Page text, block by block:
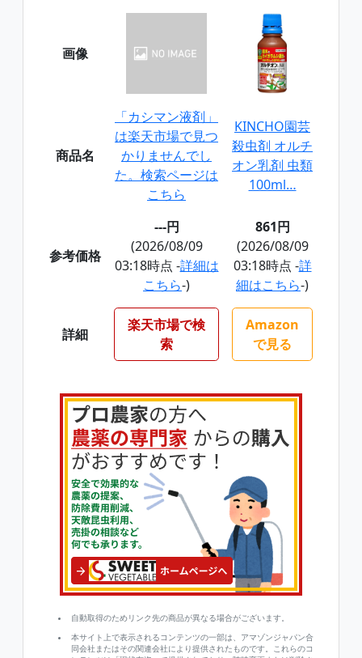
画像
商品名
「カシマン液剤」
は楽天市場で見つ
かりませんでし
た。検索ページは
こちら
KINCHO園芸
殺虫剤 オルチ
オン乳剤 虫類
100ml…
参考価格
---円
(2026/08/09
03:18時点 -詳細は
こちら-)
861円
(2026/08/09
03:18時点 -詳
細はこちら-)
詳細
楽天市場で検
索
Amazon
で見る
自動取得のためリンク先の商品が異なる場合がございます。
本サイト上で表示されるコンテンツの一部は、アマゾンジャパン合
同会社またはその関連会社により提供されたものです。これらのコ